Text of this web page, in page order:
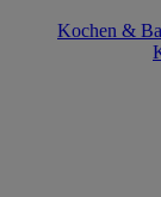
Kochen &